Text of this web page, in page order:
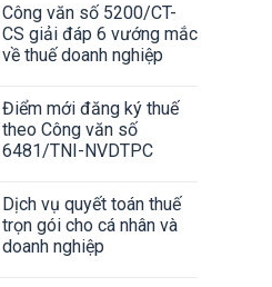
Công văn số 5200/CT-
CS giải đáp 6 vướng mắc
về thuế doanh nghiệp
Điểm mới đăng ký thuế
theo Công văn số
6481/TNI-NVDTPC
Dịch vụ quyết toán thuế
trọn gói cho cá nhân và
doanh nghiệp